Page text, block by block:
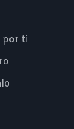
por ti